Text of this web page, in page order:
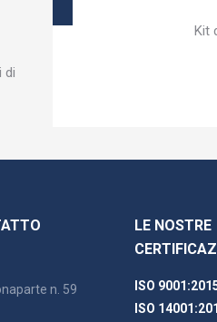
di
Kit
n. 59
LE NOSTRE
ISO
ISO